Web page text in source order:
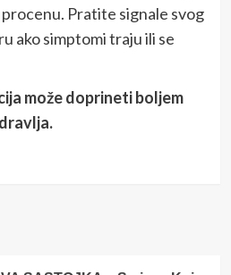
Pratite signale svog
ako simptomi traju ili se
može doprineti boljem